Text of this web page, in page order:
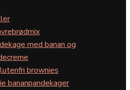
med banan og
brownies
bananpandekager